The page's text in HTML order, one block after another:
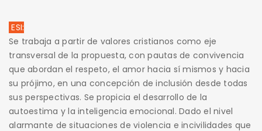
ESI:
Se trabaja a partir de valores cristianos como eje
transversal de la propuesta, con pautas de convivencia
que abordan el respeto, el amor hacia sí mismos y hacia
su prójimo, en una concepción de inclusión desde todas
sus perspectivas. Se propicia el desarrollo de la
autoestima y la inteligencia emocional. Dado el nivel
alarmante de situaciones de violencia e incivilidades que